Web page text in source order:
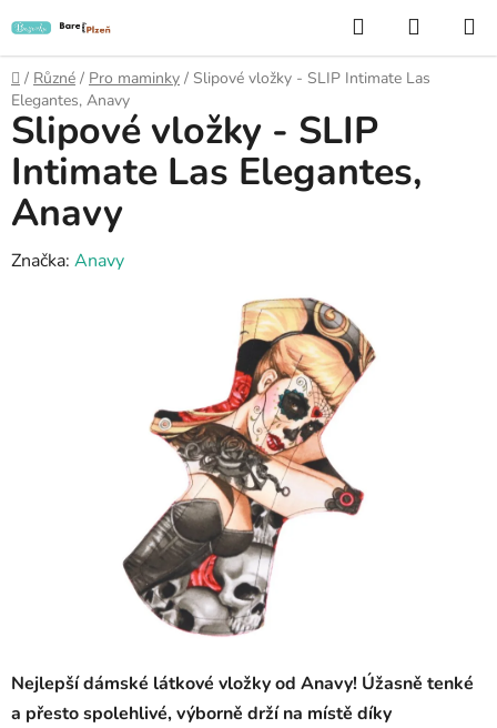
na
obsah
Hledat
KOŠÍK
Domů
/ Různé / Pro maminky / Slipové vložky - SLIP Intimate Las
Elegantes, Anavy
Nejlepší dámské látkové vložky od Anavy! Úžasně tenké
a přesto spolehlivé, výborně drží na místě díky
Slipové vložky - SLIP
Intimate Las Elegantes,
Anavy
Značka: Anavy